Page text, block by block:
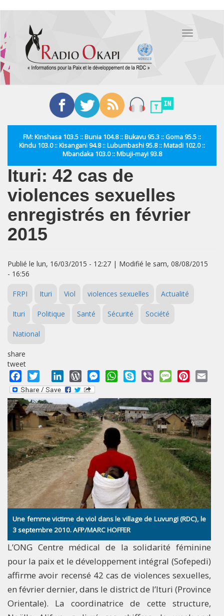
contenu
principal
Toggle
FM: Kinshasa 103.5 :: Bunia 104.8 :: Bukavu 95.3 :: Goma 95.5 ::
Kindu 103.0 :: Kisangani 94.8 :: Lubumbashi 95.8 :: Matadi 102.0 ::
Mbandaka 103.0 :: Mbuji-mayi 93.8
Ituri: 42 cas de
violences sexuelles
enregistrés en février
2015
Publié le lun, 16/03/2015 - 12:27 | Modifié le sam, 08/08/2015
- 16:56
FRPI Ituri Viol violences sexuelles Actualité
Ituri Politique Santé Sécurité Société
National
share
tweet
Facebook
Twitter LinkedInWordPressMessengerWhatsApp
Skype Viber MessagePinterest
Une femme victime de viol dans le village de Luvungi (RDC), le
3 septembre 2010. AFP/MARC HOFFER
L’ONG Centre médical de la solidarité féminine
pour la paix et le développement intégral (Sofepedi)
affirme avoir recensé 42 cas de violences sexuelles,
en février dernier, dans le district de l’Ituri (Province
Orientale). La coordinatrice de cette structure,